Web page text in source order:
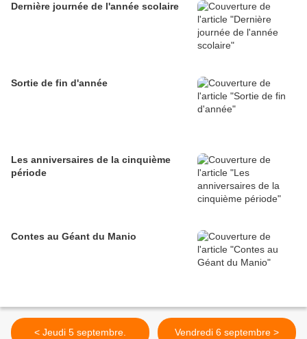
Dernière journée de l'année scolaire
Sortie de fin d'année
Les anniversaires de la cinquième
période
Contes au Géant du Manio
< Jeudi 5 septembre. Vendredi 6 septembre >